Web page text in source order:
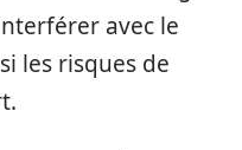
avec le
les risques de